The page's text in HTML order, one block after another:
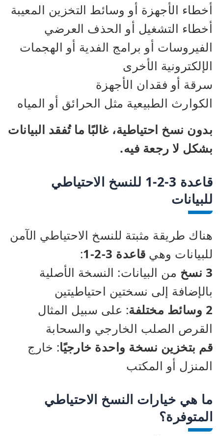
أخطاء الأجهزة أو وسائط التخزين المعيبة
أخطاء التشغيل أو الحذف العرضي
الفيروسات أو برامج الفدية أو الهجمات
الإلكترونية الأخرى
سرقة أو فقدان الأجهزة
الكوارث الطبيعية مثل الحرائق أو المياه
بدون نسخ احتياطية، غالبًا ما تُفقد البيانات
بشكل لا رجعة فيه.
قاعدة 3-2-1 للنسخ الاحتياطي
للبيانات
هناك طريقة مثبتة للنسخ الاحتياطي الآمن
للبيانات وهي قاعدة 3-2-1
:
3 نسخ
من البيانات: النسخة الأصلية
بالإضافة إلى نسختين احتياطيتين
2 وسائط مختلفة
: على سبيل المثال
القرص الصلب الخارجي والسحابة
قم بتخزين نسخة واحدة خارجيًا: خارج
المنزل أو المكتب
ما هي خيارات النسخ الاحتياطي
المتوفرة؟